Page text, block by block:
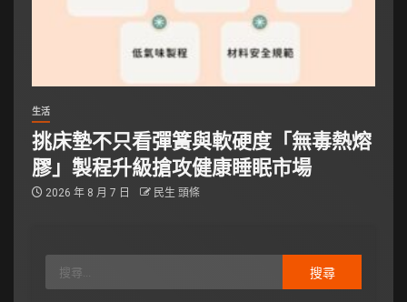
生活
挑床墊不只看彈簧與軟硬度「無毒熱熔
膠」製程升級搶攻健康睡眠市場
2026 年 8 月 7 日 民生 頭條